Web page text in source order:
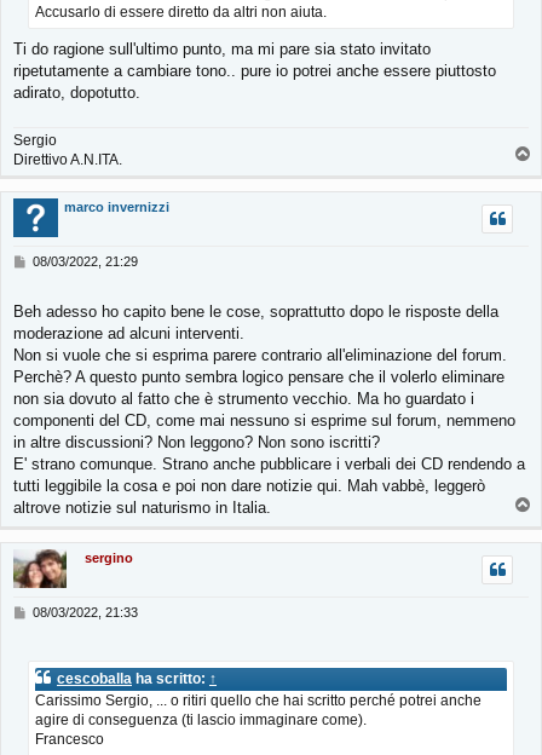
Accusarlo di essere diretto da altri non aiuta.
Ti do ragione sull'ultimo punto, ma mi pare sia stato invitato
ripetutamente a cambiare tono.. pure io potrei anche essere piuttosto
adirato, dopotutto.
Sergio
Direttivo A.N.ITA.
p
marco invernizzi
M
s
a
g
o
08/03/2022, 21:29
Beh adesso ho capito bene le cose, soprattutto dopo le risposte della
moderazione ad alcuni interventi.
Non si vuole che si esprima parere contrario all'eliminazione del forum.
Perchè? A questo punto sembra logico pensare che il volerlo eliminare
non sia dovuto al fatto che è strumento vecchio. Ma ho guardato i
componenti del CD, come mai nessuno si esprime sul forum, nemmeno
in altre discussioni? Non leggono? Non sono iscritti?
E' strano comunque. Strano anche pubblicare i verbali dei CD rendendo a
tutti leggibile la cosa e poi non dare notizie qui. Mah vabbè, leggerò
altrove notizie sul naturismo in Italia.
p
sergino
M
08/03/2022, 21:33
cescoballa ha scritto: ↑
Carissimo Sergio, ... o ritiri quello che hai scritto perché potrei anche
agire di conseguenza (ti lascio immaginare come).
Francesco